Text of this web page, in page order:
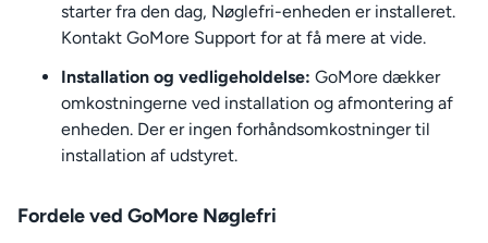
starter fra den dag, Nøglefri-enheden er installeret.
Kontakt GoMore Support for at få mere at vide.
Installation og vedligeholdelse: GoMore dækker
omkostningerne ved installation og afmontering af
enheden. Der er ingen forhåndsomkostninger til
installation af udstyret.
Fordele ved GoMore Nøglefri